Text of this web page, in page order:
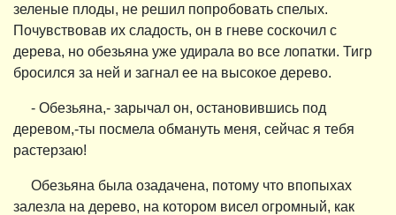
зеленые плоды, не решил попробовать спелых.
Почувствовав их сладость, он в гневе соскочил с
дерева, но обезьяна уже удирала во все лопатки. Тигр
бросился за ней и загнал ее на высокое дерево.
- Обезьяна,- зарычал он, остановившись под
деревом,-ты посмела обмануть меня, сейчас я тебя
растерзаю!
Обезьяна была озадачена, потому что впопыхах
залезла на дерево, на котором висел огромный, как